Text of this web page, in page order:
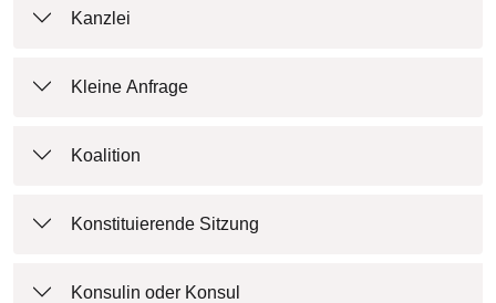
Kanzlei
Kleine Anfrage
Koalition
Konstituierende Sitzung
Konsulin oder Konsul